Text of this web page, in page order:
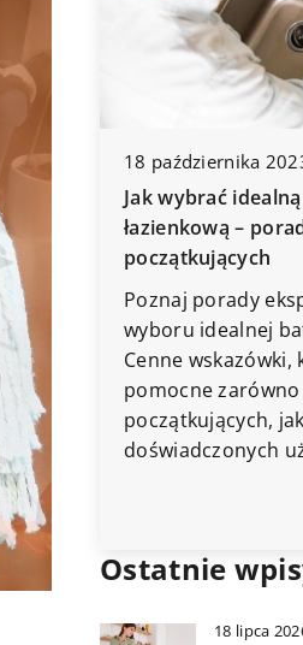
18 października
Jak wybrać
łazienkową –
początkujących
Poznaj porady
wyboru idealnej
Cenne wskazówki,
pomocne zarówno
początkujących,
doświadczonych
Ostatnie
18 lipca